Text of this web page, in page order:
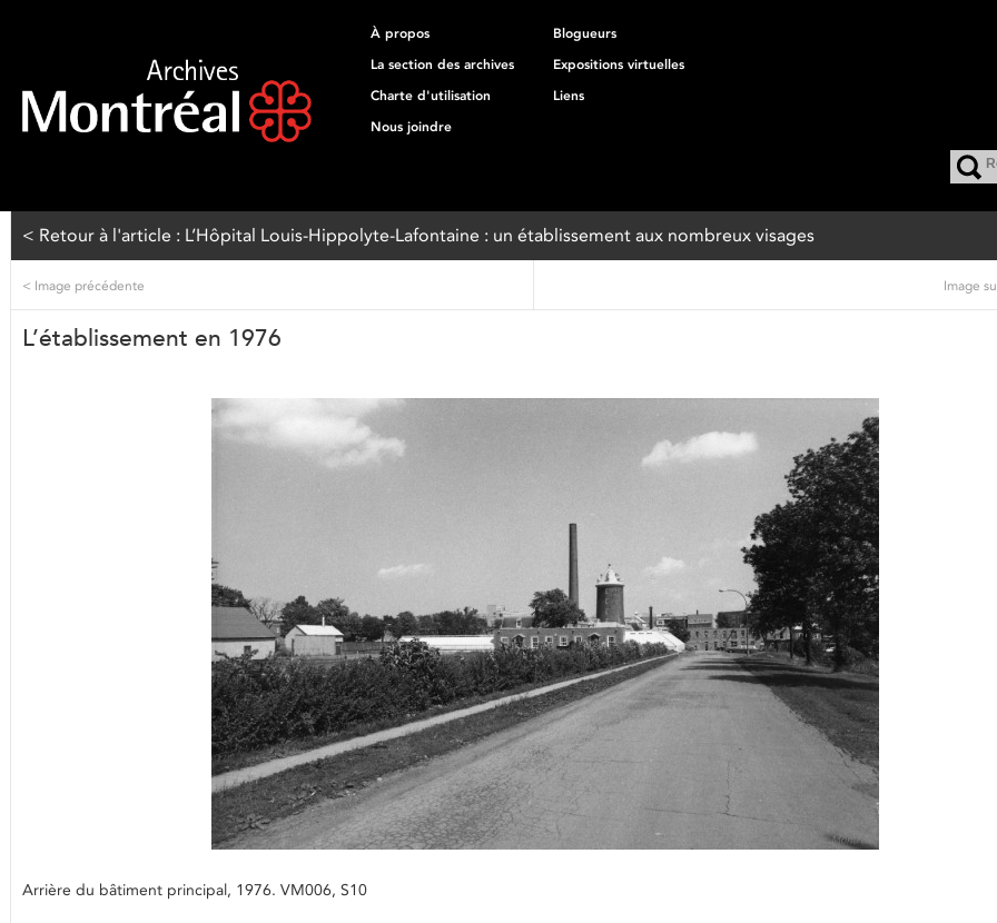
À propos
Blogueurs
La section des archives
Expositions virtuelles
Charte d'utilisation
Liens
Nous joindre
< Retour à l'article : L’Hôpital Louis-Hippolyte-Lafontaine : un établissement aux nombreux visages
< Image précédente Image
L’établissement en 1976
Arrière du bâtiment principal, 1976. VM006, S10